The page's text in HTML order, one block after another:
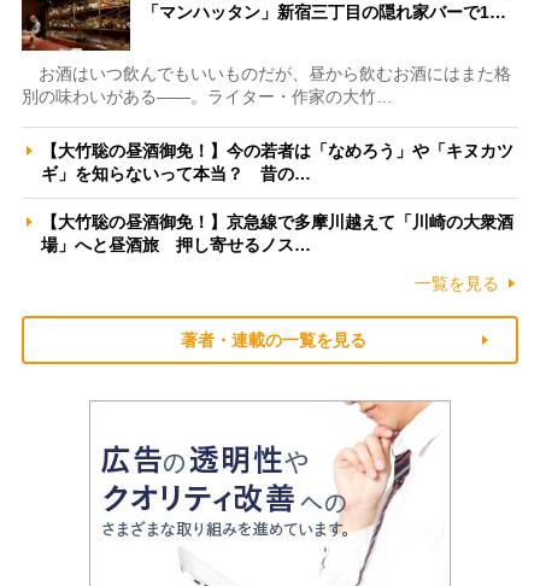
「マンハッタン」新宿三丁目の隠れ家バーで1…
お酒はいつ飲んでもいいものだが、昼から飲むお酒にはまた格
別の味わいがある――。ライター・作家の大竹…
【大竹聡の昼酒御免！】今の若者は「なめろう」や「キヌカツ
ギ」を知らないって本当？ 昔の…
【大竹聡の昼酒御免！】京急線で多摩川越えて「川崎の大衆酒
場」へと昼酒旅 押し寄せるノス…
一覧を見る
著者・連載の一覧を見る